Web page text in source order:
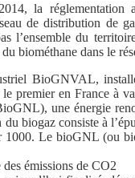
la réglementation
de distribution de
l’ensemble du
biométhane dans le
BioGNVAL,
premier en France à
une énergie
biogaz consiste à
1000. Le bioGNL (ou
émissions de CO2